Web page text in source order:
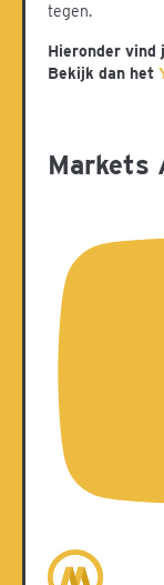
tegen.
Hieronder vind
Bekijk dan het
Markets